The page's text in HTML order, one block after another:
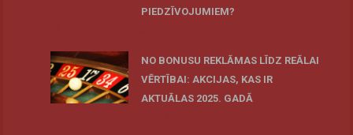
PIEDZĪVOJUMIEM?
NO BONUSU REKLĀMAS LĪDZ REĀLAI
VĒRTĪBAI: AKCIJAS, KAS IR
AKTUĀLAS 2025. GADĀ